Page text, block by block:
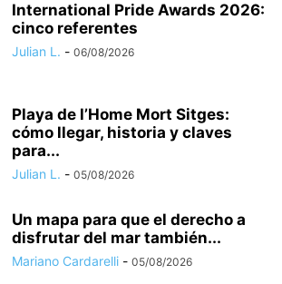
International Pride Awards 2026:
cinco referentes
Julian L. - 06/08/2026
Playa de l’Home Mort Sitges:
cómo llegar, historia y claves
para...
Julian L. - 05/08/2026
Un mapa para que el derecho a
disfrutar del mar también...
Mariano Cardarelli - 05/08/2026